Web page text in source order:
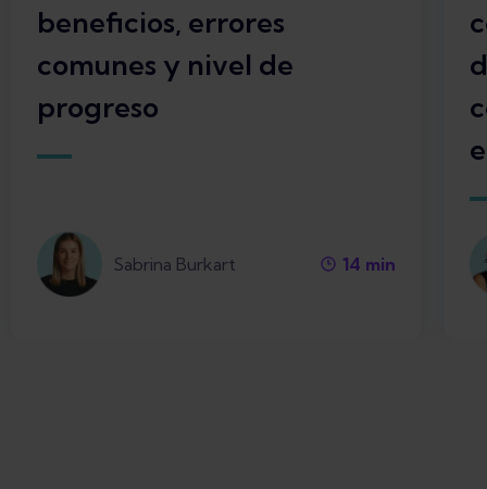
beneficios, errores
comunes y nivel de
progreso
Sabrina Burkart 14 min